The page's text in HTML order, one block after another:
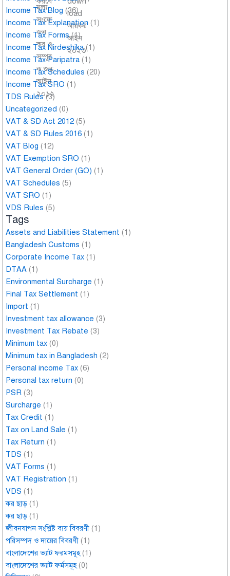
Income Tax Blog (36)
Income Tax Explanation (1)
Income Tax Forms(1)
Income Tax Nirdeshika(1)
Income Tax Paripatra (1)
Income Tax Schedules (20)
Income Tax SRO (1)
TDS Rules(3)
Uncategorized (0)
VAT & SD Act 2012 (5)
VAT & SD Rules 2016 (1)
VAT Blog (12)
VAT Exemption SRO (1)
VAT General Order (GO) (1)
VAT Schedules (5)
VAT SRO (1)
VDS Rules (5)
Tags
Assets and Liabilities Statement (1)
Bangladesh Customs (1)
Corporate Income Tax (1)
DTAA (1)
Environmental Surcharge (1)
Final Tax Settlement (1)
Import (1)
Investment tax allowance (3)
Investment Tax Rebate (3)
Minimum tax (0)
Minimum tax in Bangladesh (2)
Personal income Tax (6)
Personal tax return (0)
PSR (3)
Surcharge (1)
Tax Credit (1)
Tax on Land Sale (1)
Tax Return (1)
TDS (1)
VAT Forms (1)
VAT Registration (1)
VDS (1)
কর ছাড় (1)
কর ছাড় (1)
জীবনযাপন সংশ্লিষ্ট ব্যয় বিবরণী (1)
পরিসম্পদ ও দায়ের বিবরণী (1)
বাংলাদেশের ভ্যাট ফরমসমূহ(1)
বাংলাদেশের ভ্যাট ফর্মসমূহ(0)